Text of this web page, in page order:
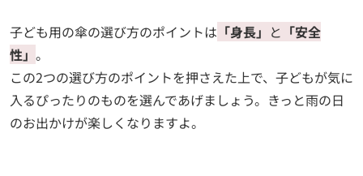
子ども用の傘の選び方のポイントは 「身長」 と 「安全
性」 。
この2つの選び方のポイントを押さえた上で、子どもが気に
入るぴったりのものを選んであげましょう。きっと雨の日
のお出かけが楽しくなりますよ。